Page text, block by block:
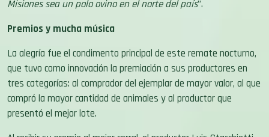
Premios y mucha música
La alegría fue el condimento principal de este remate nocturno,
que tuvo como innovación la premiación a sus productores en
tres categorías: al comprador del ejemplar de mayor valor, al que
compró la mayor cantidad de animales y al productor que
presentó el mejor lote.
Al recibir su premio al mejor corral, el productor Luis Stacchiotti,
de Cabaña RJ Stacchiotti de Chaco, dijo: “Nuestro lote tenía